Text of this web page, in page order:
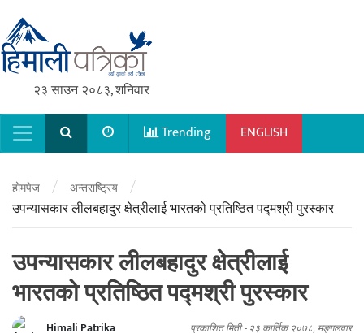
२३ साउन २०८३, शनिवार
Main NavigationTrending ENGLISH
होमपेज / अन्तराष्ट्रिय /
उपन्यासकार लीलबहादुर क्षेत्रीलाई भारतको प्रतिष्ठित पद्मश्री पुरस्कार
उपन्यासकार लीलबहादुर क्षेत्रीलाई
भारतको प्रतिष्ठित पद्मश्री पुरस्कार
Himali Patrika प्रकाशित मिती - २३ कार्तिक २०७८, मङ्गलवार